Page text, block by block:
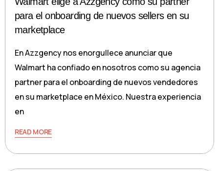
para el onboarding de nuevos sellers en su
marketplace
En Azzgency nos enorgullece anunciar que
Walmart ha confiado en nosotros como su agencia
partner para el onboarding de nuevos vendedores
en su marketplace en México. Nuestra experiencia
en
READ MORE